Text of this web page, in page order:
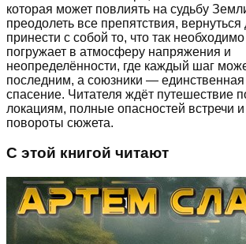
которая может повлиять на судьбу
преодолеть все препятствия,
принести с собой то, что так
погружает в атмосферу напряжения и
неопределённости, где каждый шаг
последним, а союзники —
спасение. Читателя ждёт путешествие
локациям, полные опасностей встречи
повороты сюжета.
С этой книгой читают